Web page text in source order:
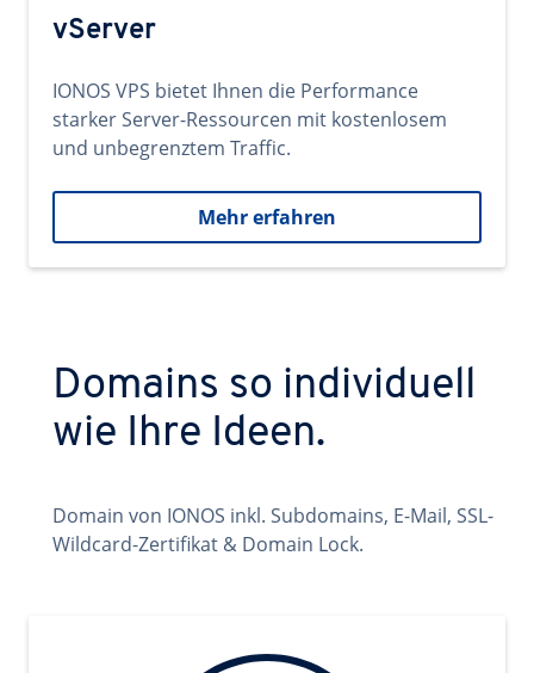
vServer
IONOS VPS bietet Ihnen die Performance
starker Server-Ressourcen mit kostenlosem
und unbegrenztem Traffic.
Mehr erfahren
Domains so individuell
wie Ihre Ideen.
Domain von IONOS inkl. Subdomains, E-Mail, SSL-
Wildcard-Zertifikat & Domain Lock.